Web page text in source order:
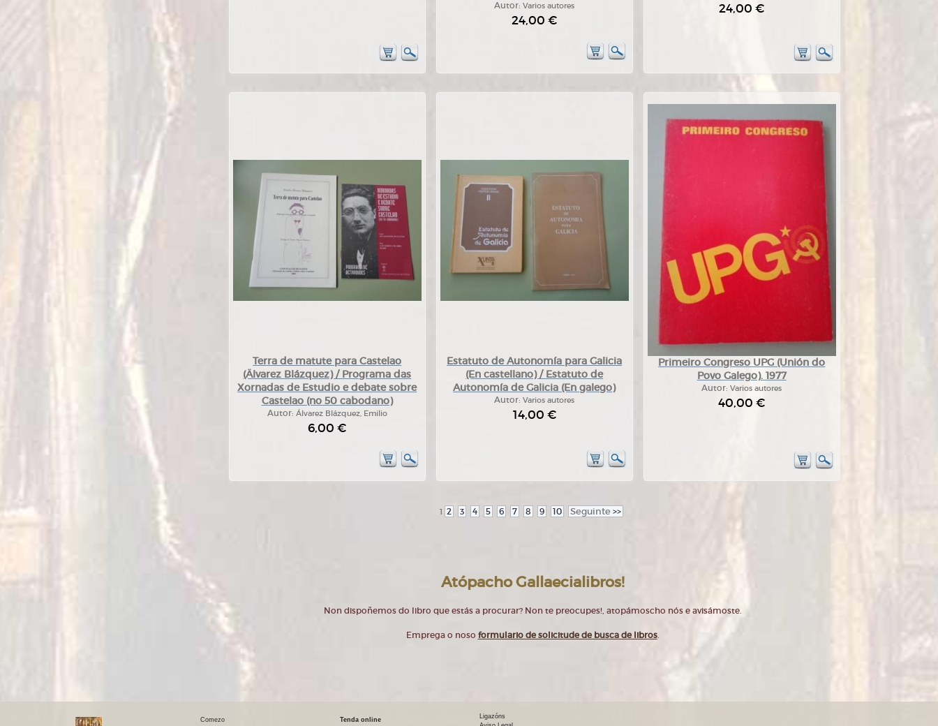
Autor:Varios autores
24,00 €
24,00 €
Terra de matute para Castelao
(Älvarez Blázquez) / Programa das
Xornadas de Estudio e debate sobre
Castelao (no 50 cabodano)
Autor: Álvarez Blázquez, Emilio
6,00 €
Estatuto de Autonomía para Galicia
(En castellano) / Estatuto de
Autonomía de Galicia (En galego)
Autor:Varios autores
14,00 €
Primeiro Congreso UPG (Unión do
Povo Galego). 1977
Autor:Varios autores
40,00 €
1 2 3 4 5 6 7 8 9 10 Seguinte >>
Atópacho Gallaecialibros!
Non dispoñemos do libro que estás a procurar? Non te preocupes!, atopámoscho nós e avisámoste.
Emprega o noso formulario de solicitude de busca de libros.
Comezo Tenda online
Ligazóns